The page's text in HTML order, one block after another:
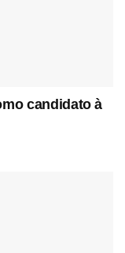
candidato à